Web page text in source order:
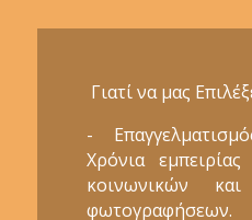
Γιατί να μας
-
Χρόνια
κοινωνικών και
φωτογραφήσεων.